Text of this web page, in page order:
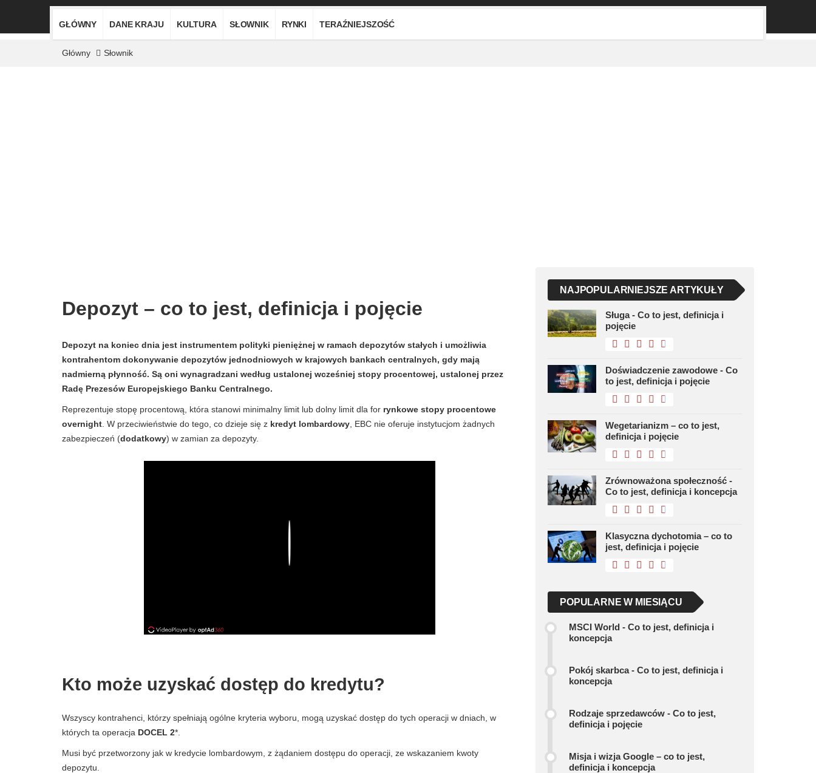
GŁÓWNY DANE KRAJU KULTURA SŁOWNIK RYNKI TERAŹNIEJSZOŚĆ
Główny Słownik
Depozyt – co to jest, definicja i pojęcie
Depozyt na koniec dnia jest instrumentem polityki pieniężnej w ramach depozytów stałych i umożliwia
kontrahentom dokonywanie depozytów jednodniowych w krajowych bankach centralnych, gdy mają
nadmierną płynność. Są oni wynagradzani według ustalonej wcześniej stopy procentowej, ustalonej przez
Radę Prezesów Europejskiego Banku Centralnego.
Reprezentuje stopę procentową, która stanowi minimalny limit lub dolny limit dla for rynkowe stopy procentowe
overnight . W przeciwieństwie do tego, co dzieje się z kredyt lombardowy , EBC nie oferuje instytucjom żadnych
zabezpieczeń (dodatkowy) w zamian za depozyty.
Kto może uzyskać dostęp do kredytu?
Wszyscy kontrahenci, którzy spełniają ogólne kryteria wyboru, mogą uzyskać dostęp do tych operacji w dniach, w
których ta operacja DOCEL 2*.
Musi być przetworzony jak w kredycie lombardowym, z żądaniem dostępu do operacji, ze wskazaniem kwoty
depozytu.
NAJPOPULARNIEJSZE ARTYKUŁY
Sługa - Co to jest, definicja i
pojęcie
Doświadczenie zawodowe - Co
to jest, definicja i pojęcie
Wegetarianizm – co to jest,
definicja i pojęcie
Zrównoważona społeczność -
Co to jest, definicja i koncepcja
Klasyczna dychotomia – co to
jest, definicja i pojęcie
POPULARNE W MIESIĄCU
MSCI World - Co to jest, definicja i
koncepcja
Pokój skarbca - Co to jest, definicja i
koncepcja
Rodzaje sprzedawców - Co to jest,
definicja i pojęcie
Misja i wizja Google – co to jest,
definicja i koncepcja